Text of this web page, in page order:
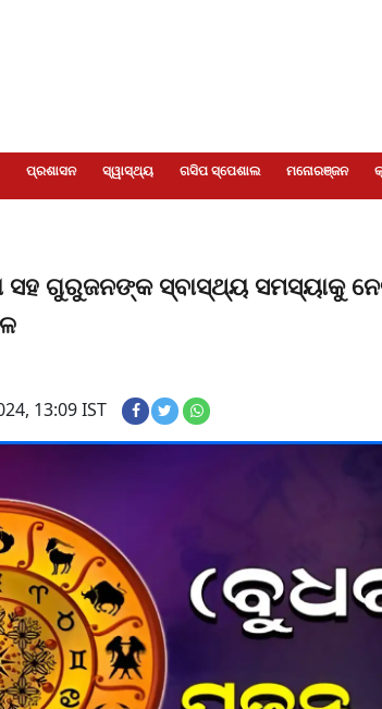
ପ୍ରଶାସନ ସ୍ୱାସ୍ଥ୍ୟ ଗସିପ ସ୍ପେଶାଲ ମନୋରଞ୍ଜନ
ସହ ଗୁରୁଜନଙ୍କ ସ୍ବାସ୍ଥ୍ୟ ସମସ୍ୟାକୁ
13:09 IST